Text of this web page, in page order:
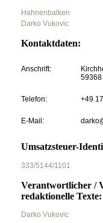
Hahnenbalken
Darko Vukovic
Kontaktdaten:
Anschrift:
59368
Telefon: +49
E-Mail:
Umsatzsteuer-
333/5144/1101
Verantwortlicher /
redaktionelle Texte:
Darko Vukovic